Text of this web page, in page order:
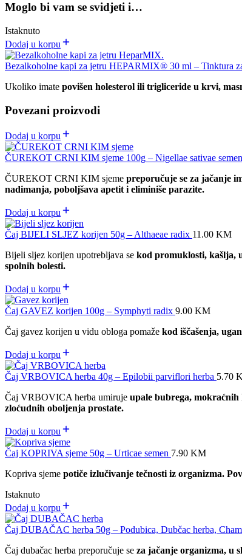
Moglo bi vam se svidjeti i…
Istaknuto
Dodaj u korpu
Bezalkoholne kapi za jetru HEPARMIX® 30 ml – Tinktura
Ukoliko imate povišen holesterol ili trigliceride u krvi,
Povezani proizvodi
Dodaj u korpu
ČUREKOT CRNI KIM sjeme 100g – Nigellae sativae semen
ČUREKOT CRNI KIM sjeme preporučuje se za jačanje
nadimanja, poboljšava apetit i eliminiše parazite.
Dodaj u korpu
Čaj BIJELI SLJEZ korijen 50g – Althaeae radix 11.00 KM
Bijeli sljez korijen upotrebljava se kod promuklosti, kašlja,
spolnih bolesti.
Dodaj u korpu
Čaj GAVEZ korijen 100g – Symphyti radix 9.00 KM
Čaj gavez korijen u vidu obloga pomaže kod iščašenja,
Dodaj u korpu
Čaj VRBOVICA herba 40g – Epilobii parviflori herba 5.70
Čaj VRBOVICA herba umiruje upale bubrega, mokraćnih
zloćudnih oboljenja prostate.
Dodaj u korpu
Čaj KOPRIVA sjeme 50g – Urticae semen 7.90 KM
Kopriva sjeme potiče izlučivanje tečnosti iz organizma.
Istaknuto
Dodaj u korpu
Čaj DUBAČAC herba 50g – Podubica, Dubčac herba,
Čaj dubačac herba preporučuje se za jačanje organizma, u